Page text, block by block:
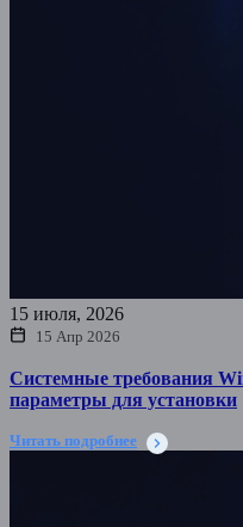
15 июля, 2026
15 Апр 2026
Системные требования
параметры для установки
Читать подробнее